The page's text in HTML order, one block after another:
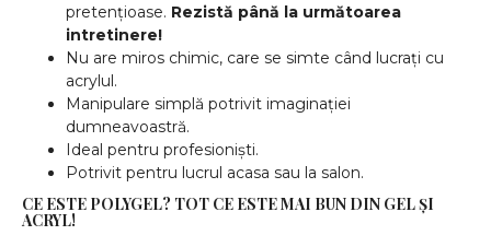
pretențioase. Rezistă până la următoarea
intretinere!
Nu are miros chimic, care se simte când lucrați cu
acrylul.
Manipulare simplă potrivit imaginației
dumneavoastră.
Ideal pentru profesioniști.
Potrivit pentru lucrul acasa sau la salon.
CE ESTE POLYGEL? TOT CE ESTE MAI BUN DIN GEL ȘI
ACRYL!